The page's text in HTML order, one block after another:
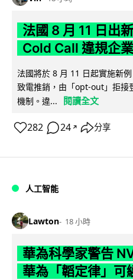
法國 8 月 11 日出
Cold Call 違規企
法國將於 8 月 11 日起實施新
致電推銷，由「opt-out」拒接
機制。違...
閱讀全文
282 24 ↗ 分享
人工智能
Lawton 18 小時
華為科學家警告
華為「韜定律」可